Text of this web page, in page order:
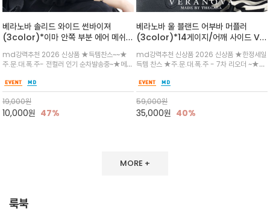
베라노바 솔리드 와이드 썬바이져
(3color)*이마 안쪽 부분 에어 메쉬
노바 심볼 전사 인쇄(Transfer
Printing)뒷밴딩으로 사이즈 조절이 가
능해 누구나 안정적으로 착용
md강력추천 2026 신상품 ★득템찬스~~★
주.문.대.폭.주- 전컬러 인기 순차발송중~★메쉬
일 보송보송한 스킨케어 핏(Skin-care fit)을
유지심플한 로고 포인트와 세련된 컬러로 일상,골
프,여행까지~~
19,000원
10,000원 47%
베라노바 울 블랜드 어부바 머플러
(3color)*14게이지/어깨 사이드 VN
잡는 감각적인 레이어드 니트 어부바숄/
뒷면의 은은한 V자 조직감과 부드러운
터치감으로 완성도를 높였으며, 단조로
운 코디에 특별한 무드를 더해줄 아이템
md강력추천 신상품 2026 신상품 ★한정세일
득템 찬스 ★주.문.대.폭.주 - 7차 리오더 ~★셔
인트를 주기 좋으며, 소매 끝단에 위치한 실버
'VN' 메탈 로고 장식이 브랜드의 정체성과 고급
스러움을 동시에
59,000원
35,000원 40%
MORE +
룩북